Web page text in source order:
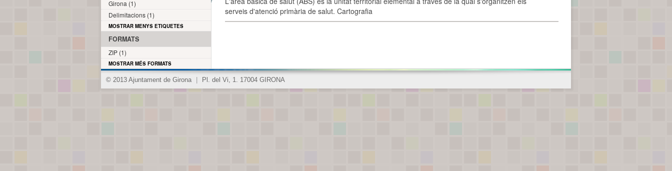
serveis d'atenció primària de salut. Cartografia
Girona (1)
Delimitacions (1)
MOSTRAR MENYS ETIQUETES
FORMATS
ZIP (1)
MOSTRAR MÉS FORMATS
© 2013 Ajuntament de Girona Pl. del Vi, 1. 17004 GIRONA